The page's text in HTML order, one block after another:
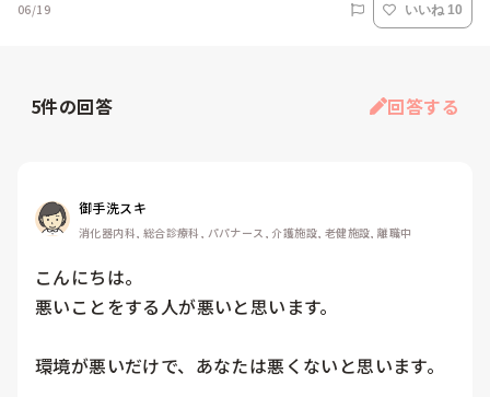
06/19 いいね 10
5件の回答 回答する
御手洗スキ
消化器内科, 総合診療科, パパナース, 介護施設, 老健施設, 離職中
こんにちは。
悪いことをする人が悪いと思います。
環境が悪いだけで、あなたは悪くないと思います。